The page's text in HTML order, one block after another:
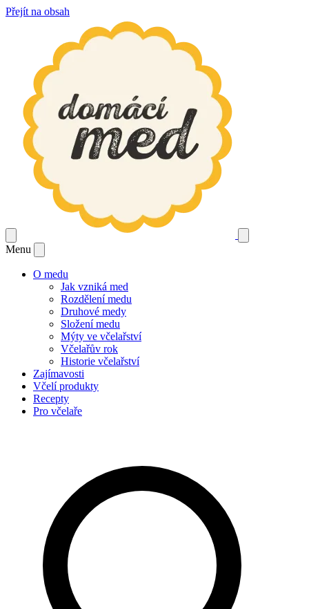
Přejít na obsah
Menu
O medu
Jak vzniká med
Rozdělení medu
Druhové medy
Složení medu
Mýty ve včelařství
Včelařův rok
Historie včelařství
Zajímavosti
Včelí produkty
Recepty
Pro včelaře